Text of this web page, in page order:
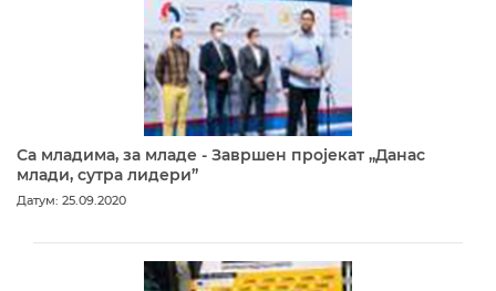
Са младима, за младе - Завршен пројекат „Данас
млади, сутра лидери”
Датум: 25.09.2020